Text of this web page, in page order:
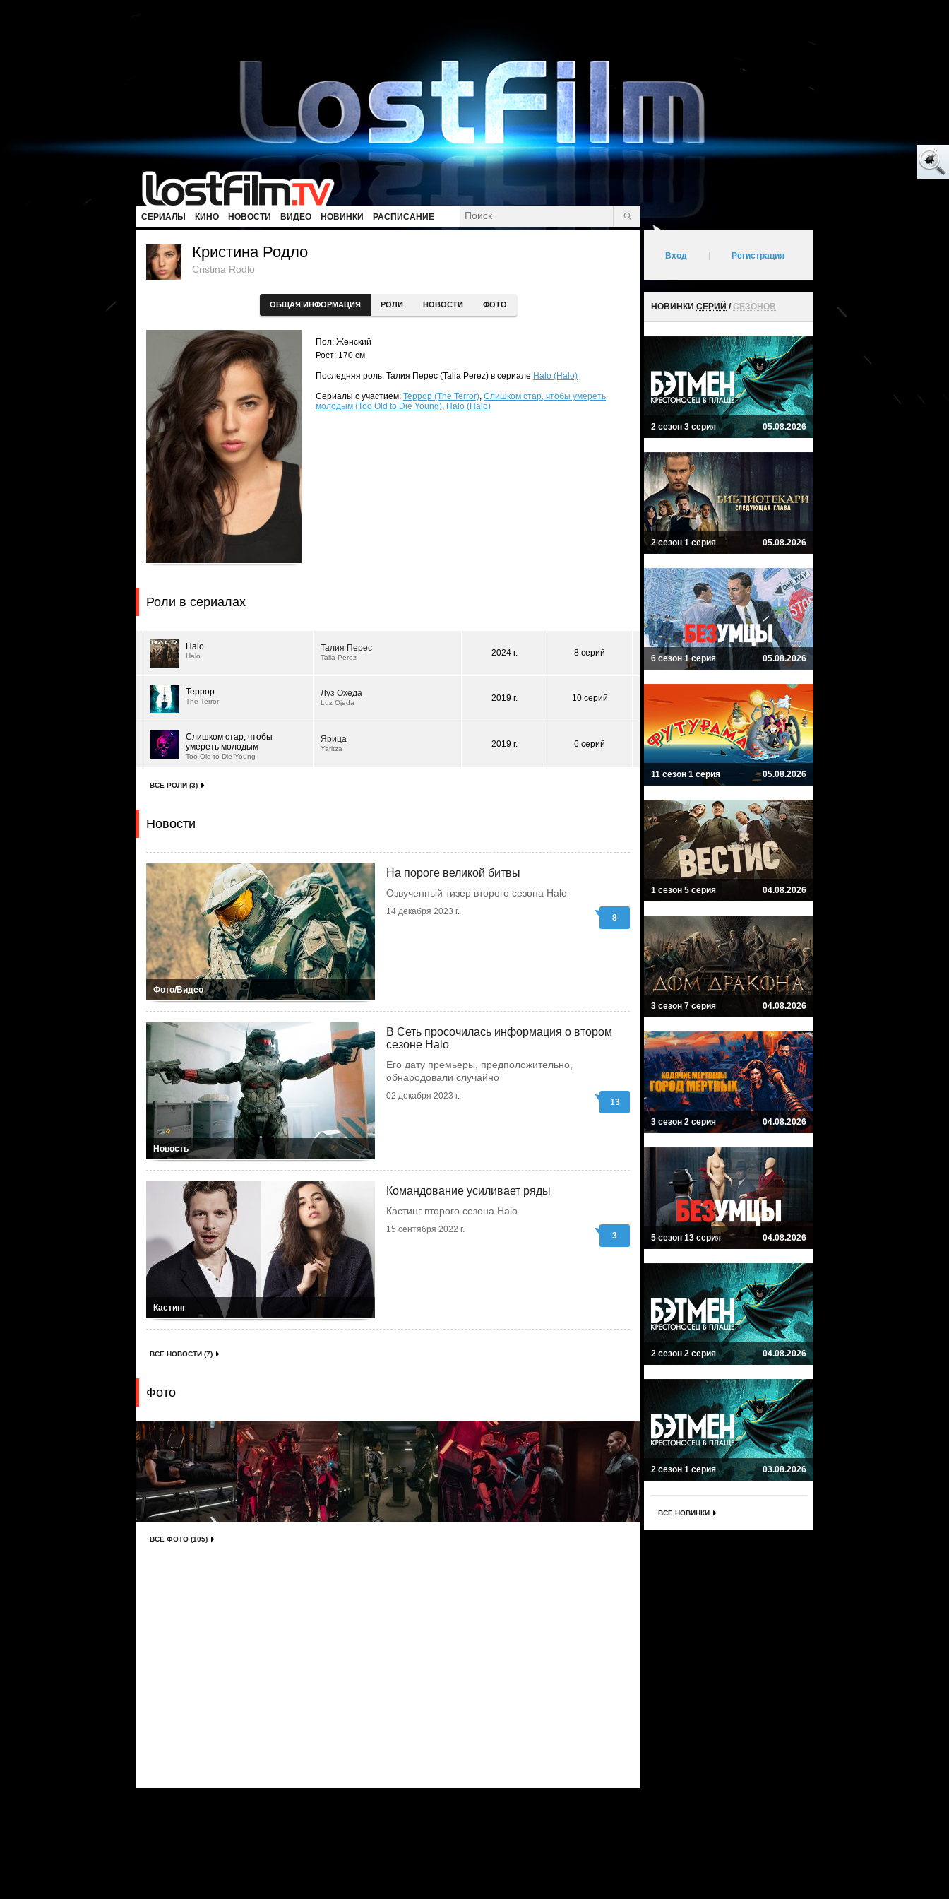
СЕРИАЛЫ КИНО НОВОСТИ ВИДЕО НОВИНКИ РАСПИСАНИЕ
Кристина Родло
Cristina Rodlo
ОБЩАЯ ИНФОРМАЦИЯ РОЛИ НОВОСТИ ФОТО
Пол: Женский
Рост: 170 см
Последняя роль: Талия Перес (Talia Perez) в сериале Halo (Halo)
Сериалы с участием: Террор (The Terror), Слишком стар, чтобы умереть
молодым (Too Old to Die Young), Halo (Halo)
Роли в сериалах
Halo
Halo
Талия Перес
Talia Perez 2024 г. 8 серий
Террор
The Terror
Луз Охеда
Luz Ojeda 2019 г. 10 серий
Слишком стар, чтобы
умереть молодым
Too Old to Die Young
Ярица
Yaritza 2019 г. 6 серий
ВСЕ РОЛИ (3)
Новости
Фото/Видео
На пороге великой битвы
Озвученный тизер второго сезона Halo
14 декабря 2023 г.
8
Новость
В Сеть просочилась информация о втором
сезоне Halo
Его дату премьеры, предположительно,
обнародовали случайно
02 декабря 2023 г.
13
Кастинг
Командование усиливает ряды
Кастинг второго сезона Halo
15 сентября 2022 г.
3
ВСЕ НОВОСТИ (7)
Фото
ВСЕ ФОТО (105)
Вход Регистрация
НОВИНКИ СЕРИЙ /СЕЗОНОВ
2 сезон 3 серия 05.08.2026
2 сезон 1 серия 05.08.2026
6 сезон 1 серия 05.08.2026
11 сезон 1 серия 05.08.2026
1 сезон 5 серия 04.08.2026
3 сезон 7 серия 04.08.2026
3 сезон 2 серия 04.08.2026
5 сезон 13 серия 04.08.2026
2 сезон 2 серия 04.08.2026
2 сезон 1 серия 03.08.2026
ВСЕ НОВИНКИ